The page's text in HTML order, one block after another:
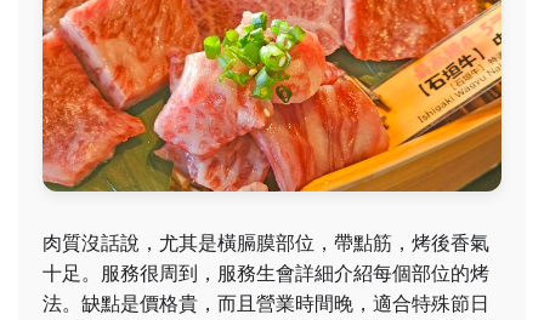
肉質沒話說，尤其是橫膈膜部位，帶點筋，烤後香氣
十足。服務很周到，服務生會詳細介紹每個部位的烤
法。缺點是價格貴，而且營業時間晚，適合特殊節日